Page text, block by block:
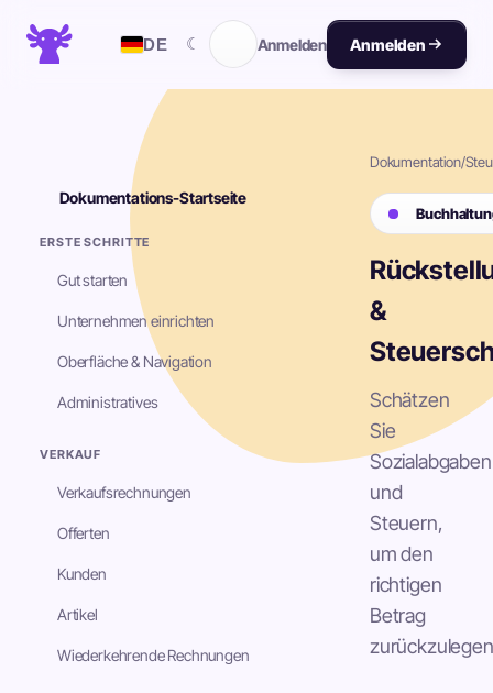
DE ☾ Anmelden Anmelden
Dokumentations-Startseite
ERSTE SCHRITTE
Gut starten
Unternehmen einrichten
Oberfläche & Navigation
Administratives
VERKAUF
Verkaufsrechnungen
Offerten
Kunden
Artikel
Wiederkehrende Rechnungen
Dokumentation/
&
Schätzen
Sie
Sozialabgaben
und
Steuern,
um den
richtigen
Betrag